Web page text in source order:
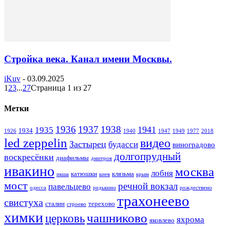
Стройка века. Канал имени Москвы.
iKuv - 03.09.2025
1 23...27Страница 1 из 27
Метки
1926 1934 1935 1936 1937 1938 1940 1941 1947 1949 1977 2018
led zeppelin Застырец будасси видео виноградово
воскресёнки диафильмы дмитров долгопрудный
ивакино икша катюшки киев клязьма крым лобня москва
мост одесса павельцево редькино речной вокзал рождествено
свистуха сталин строево терехово трахонеево
химкицерковьчашниково яковлево яхрома